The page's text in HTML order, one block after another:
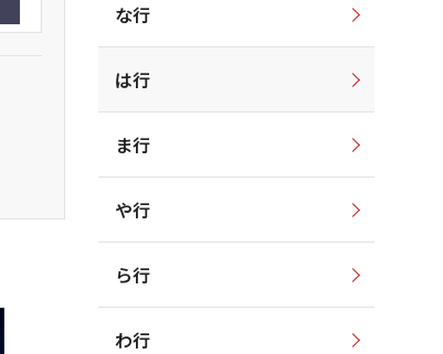
な行
は行
ま行
や行
ら行
わ行